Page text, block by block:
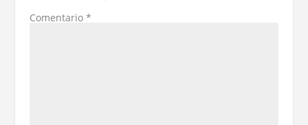
Comentario *